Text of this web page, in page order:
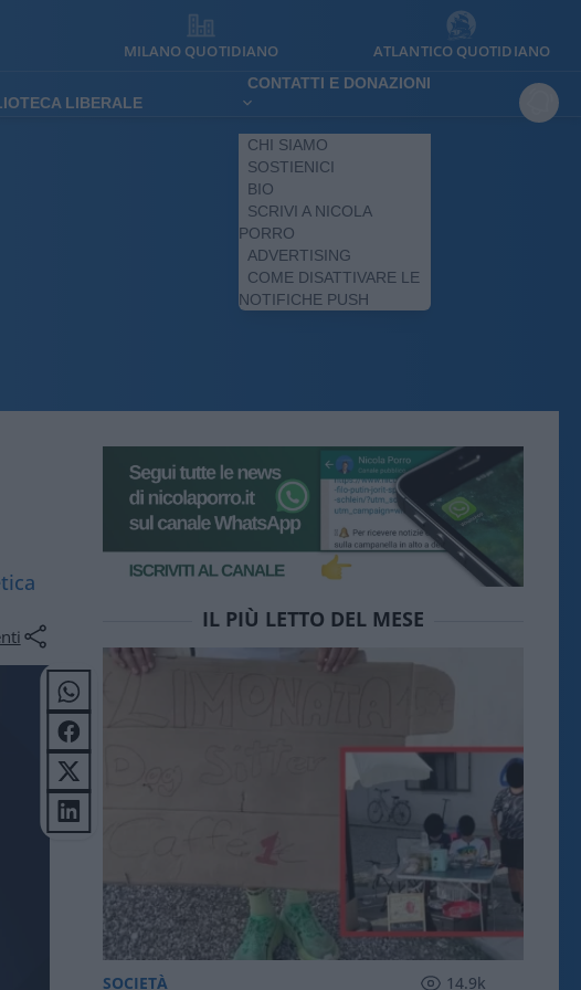
MILANO QUOTIDIANO ATLANTICO QUOTIDIANO
LIBERALE
CONTATTI E DONAZIONI
CHI SIAMO
SOSTIENICI
BIO
SCRIVI A NICOLA
PORRO
ADVERTISING
COME DISATTIVARE LE
NOTIFICHE PUSH
IL PIÙ LETTO DEL MESE
SOCIETÀ 14.9k